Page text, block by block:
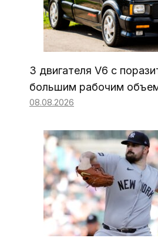
3 двигателя V6 с
большим рабочим
08.08.2026